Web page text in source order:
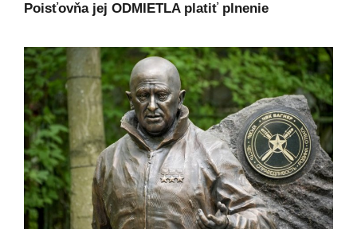
Poisťovňa jej ODMIETLA platiť plnenie